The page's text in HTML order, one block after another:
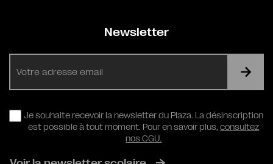
Newsletter
RGPD
Je souhaite recevoir la newsletter du Plaza. La désinscription
est possible à tout moment. Pour en savoir plus,consultez
nos CGU.